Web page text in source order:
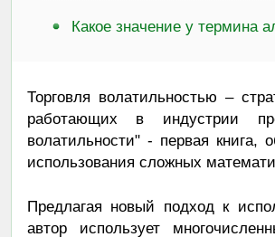
Какое значение у термина
Торговля волатильностью –
работающих в индустрии
волатильности" - первая книга,
использования сложных
Предлагая новый подход к
автор использует